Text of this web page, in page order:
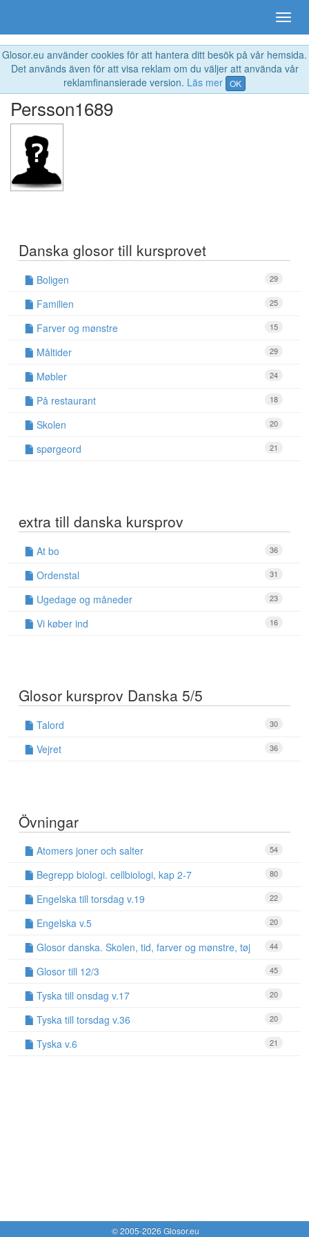
Glosor.eu använder cookies för att hantera ditt besök på vår hemsida.
Det används även för att visa reklam om du väljer att använda vår
reklamfinansierade version. Läs mer OK
Persson1689
Danska glosor till kursprovet
29
Boligen
25
Familien
15
Farver og mønstre
29
Måltider
24
Møbler
18
På restaurant
20
Skolen
21
spørgeord
extra till danska kursprov
36
At bo
31
Ordenstal
23
Ugedage og måneder
16
Vi køber ind
Glosor kursprov Danska 5/5
30
Talord
36
Vejret
Övningar
54
Atomers joner och salter
80
Begrepp biologi. cellbiologi, kap 2-7
22
Engelska till torsdag v.19
20
Engelska v.5
44
Glosor danska. Skolen, tid, farver og mønstre, tøj
45
Glosor till 12/3
20
Tyska till onsdag v.17
20
Tyska till torsdag v.36
21
Tyska v.6
© 2005-2026 Glosor.eu